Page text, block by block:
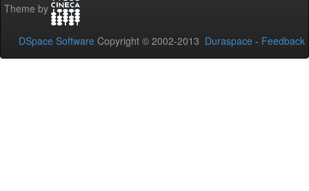
Theme by
DSpace Software Copyright © 2002-2013 Duraspace - Feedback